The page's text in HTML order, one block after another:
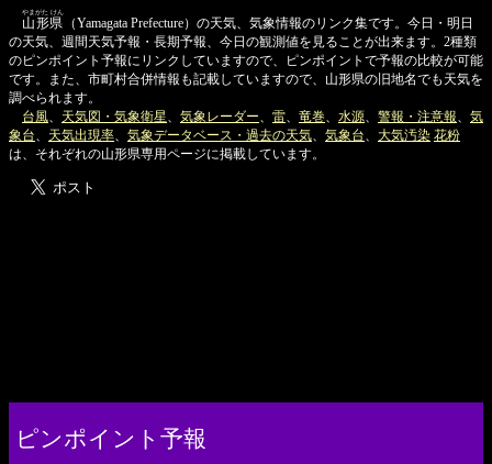
山形県
やまがた けん
（Yamagata Prefecture）の天気、気象情報のリンク集です。今日・明日
の天気、週間天気予報・長期予報、今日の観測値を見ることが出来ます。2種類
のピンポイント予報にリンクしていますので、ピンポイントで予報の比較が可能
です。また、市町村合併情報も記載していますので、山形県の旧地名でも天気を
調べられます。
台風
天気図・気象衛星 気象レーダー 雷 竜巻 水源 警報・注意報
気
象台
天気出現率 気象データベース・過去の天気 気象台 大気汚染 花粉
は、それぞれの山形県専用ページに掲載しています。
ピンポイント予報